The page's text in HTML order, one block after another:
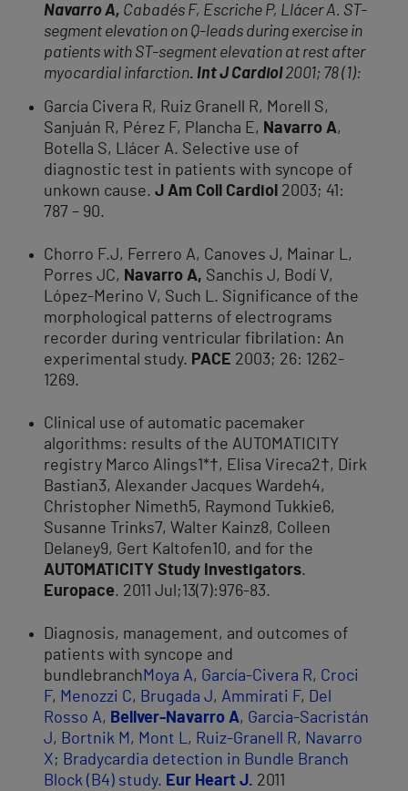
Navarro A, Cabadés F, Escriche P, Llácer A. ST-
segment elevation on Q-leads during exercise in
patients with ST-segment elevation at rest after
myocardial infarction. Int J Cardiol2001; 78 (1):
García Civera R, Ruiz Granell R, Morell S,
Sanjuán R, Pérez F, Plancha E, Navarro A,
Botella S, Llácer A. Selective use of
diagnostic test in patients with syncope of
unkown cause. J Am Coll Cardiol 2003; 41:
787 – 90.
Chorro F.J, Ferrero A, Canoves J, Mainar L,
Porres JC, Navarro A, Sanchis J, Bodí V,
López-Merino V, Such L. Significance of the
morphological patterns of electrograms
recorder during ventricular fibrilation: An
experimental study. PACE 2003; 26: 1262-
1269.
Clinical use of automatic pacemaker
algorithms: results of the AUTOMATICITY
registry Marco Alings1*†, Elisa Vireca2†, Dirk
Bastian3, Alexander Jacques Wardeh4,
Christopher Nimeth5, Raymond Tukkie6,
Susanne Trinks7, Walter Kainz8, Colleen
Delaney9, Gert Kaltofen10, and for the
AUTOMATICITY Study Investigators.
Europace. 2011 Jul;13(7):976-83.
Diagnosis, management, and outcomes of
patients with syncope and
bundlebranch Moya A, García-Civera R, Croci
F, Menozzi C, Brugada J, Ammirati F, Del
Rosso A, Bellver-Navarro A, Garcia-Sacristán
J, Bortnik M , Mont L, Ruiz-Granell R, Navarro
X; Bradycardia detection in Bundle Branch
Block (B4) study. Eur Heart J. 2011